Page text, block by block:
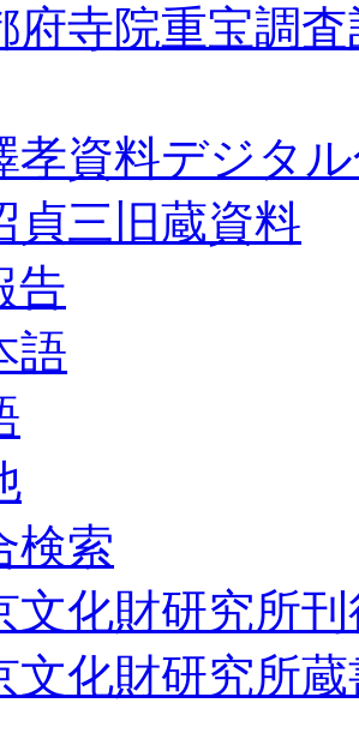
府寺院重宝調
孝資料デジタ
貞三旧蔵資料
告
語
検索
文化財研究所
文化財研究所